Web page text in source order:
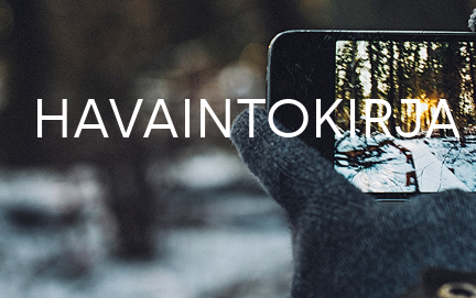
HAVAINTOKIRJA